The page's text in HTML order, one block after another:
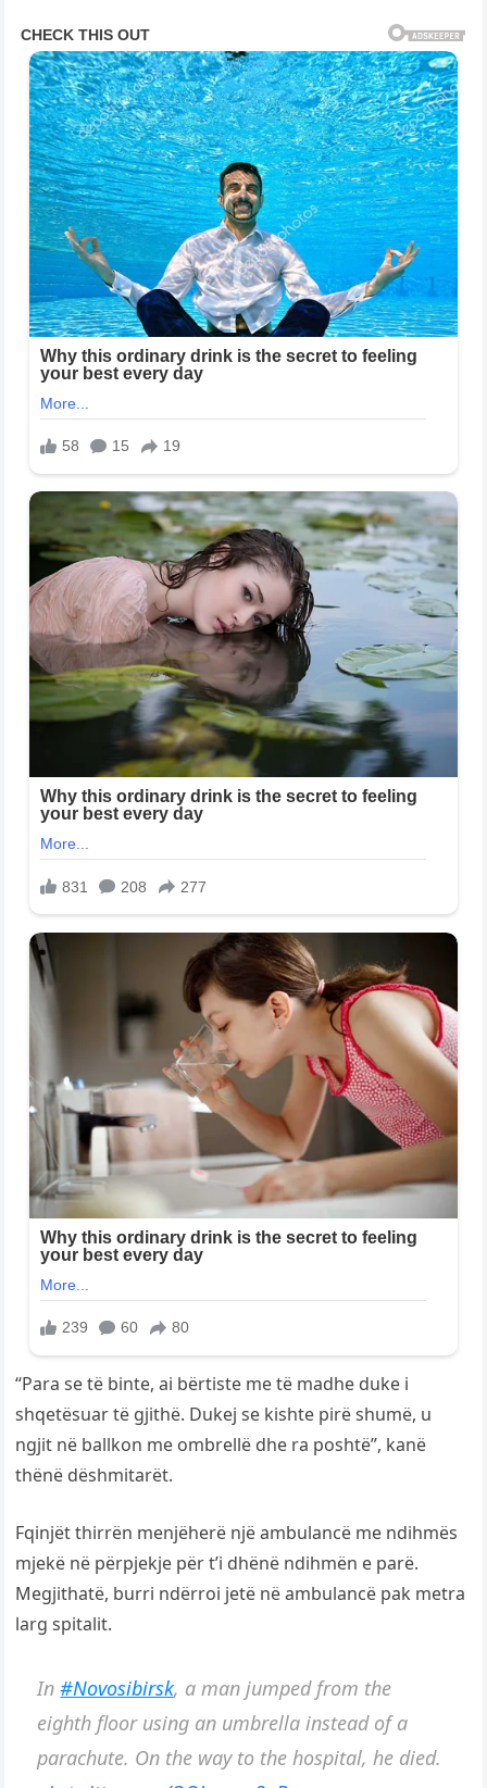
“Para se të binte, ai bërtiste me të madhe duke i
shqetësuar të gjithë. Dukej se kishte pirë shumë, u
ngjit në ballkon me ombrellë dhe ra poshtë”, kanë
thënë dëshmitarët.
Fqinjët thirrën menjëherë një ambulancë me ndihmës
mjekë në përpjekje për t’i dhënë ndihmën e parë.
Megjithatë, burri ndërroi jetë në ambulancë pak metra
larg spitalit.
In#Novosibirsk, a man jumped from the
eighth floor using an umbrella instead of a
parachute. On the way to the hospital, he died.